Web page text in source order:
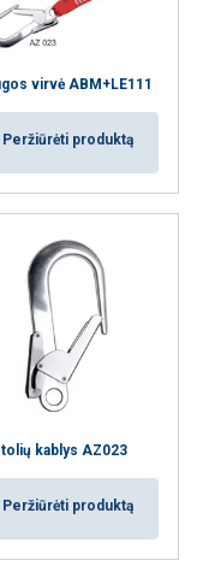
virvė ABM+LE111
Peržiūrėti produktą
kablys AZ023
Peržiūrėti produktą